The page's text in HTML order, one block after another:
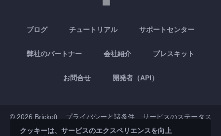
ブログ チュートリアル サポートセンター
弊社のパートナー 会社紹介 プレスキット
お問合せ 開発者（API）
© 2026 Brickoft プライバシーと諸条件
サービスのステータス
クッキーは、サービスのエクスペリエンスを向上